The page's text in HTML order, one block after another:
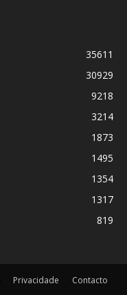
35611
30929
9218
3214
1873
1495
1354
1317
819
Privacidade Contacto